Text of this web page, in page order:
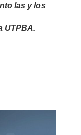
las y los
UTPBA.